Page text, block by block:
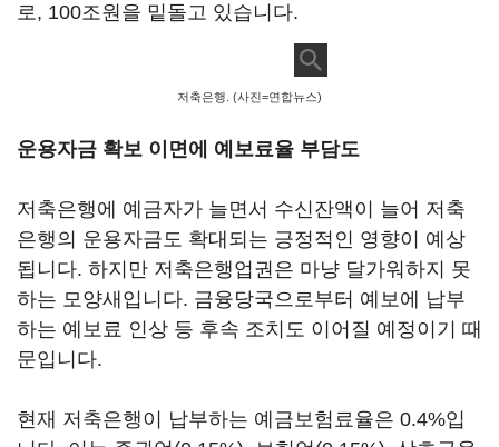
로, 100조원을 밑돌고 있습니다.
저축은행. (사진=연합뉴스)
운용자금 확보 이면에 예보료율 부담도
저축은행에 예금자가 늘면서 수신잔액이 늘어 저축
은행의 운용자금도 확대되는 긍정적인 영향이 예상
됩니다. 하지만 저축은행업권은 마냥 달가워하지 못
하는 모양새입니다. 금융당국으로부터 예보에 납부
하는 예보료 인상 등 후속 조치도 이어질 예정이기 때
문입니다.
현재 저축은행이 납부하는 예금보험료율은 0.4%입